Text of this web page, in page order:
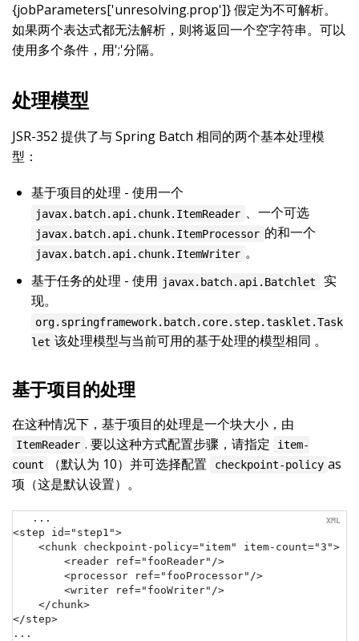
{jobParameters['unresolving.prop']} 假定为不可解析。
如果两个表达式都无法解析，则将返回一个空字符串。可以
使用多个条件，用';'分隔。
处理模型
JSR-352 提供了与 Spring Batch 相同的两个基本处理模
型：
基于项目的处理 - 使用一个
javax.batch.api.chunk.ItemReader 、一个可选
javax.batch.api.chunk.ItemProcessor 的和一个
javax.batch.api.chunk.ItemWriter 。
基于任务的处理 - 使用 javax.batch.api.Batchlet
实
现。
org.springframework.batch.core.step.tasklet.Task
let 该处理模型与当前可用的基于处理的模型相同 。
基于项目的处理
在这种情况下，基于项目的处理是一个块大小，由
ItemReader . 要以这种方式配置步骤，请指定
item-
count
（默认为 10）并可选择配置 checkpoint-policy as
项（这是默认设置）。
...
<step id="step1">
    <chunk checkpoint-policy="item" item-count="3">
        <reader ref="fooReader"/>
        <processor ref="fooProcessor"/>
        <writer ref="fooWriter"/>
    </chunk>
</step>
...